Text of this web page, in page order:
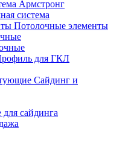
Армстронг
система
Потолочные элементы
для ГКЛ
Сайдинг и
сайдинга